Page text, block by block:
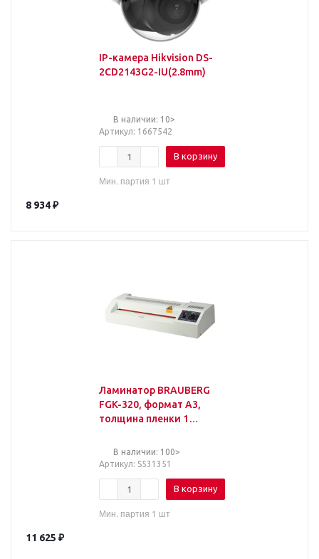
IP-камера Hikvision DS-
2CD2143G2-IU(2.8mm)
В наличии: 10>
Артикул: 1667542
В корзину
Мин. партия 1 шт
8 934₽
Ламинатор BRAUBERG
FGK-320, формат А3,
толщина пленки 1
скорость 51 см/мин,
5313
В наличии: 100>
Артикул: S531351
В корзину
Мин. партия 1 шт
11 625 ₽